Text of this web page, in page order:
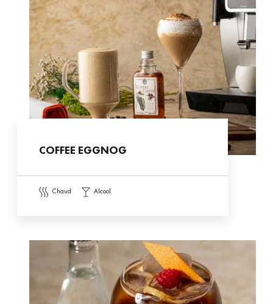
COFFEE EGGNOG
chaud alcool